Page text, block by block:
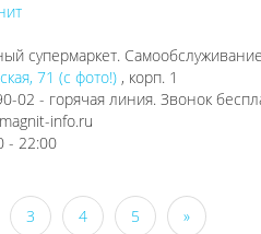
супермаркет.
71 (с фото!) , корп. 1
02 - горячая линия. Звонок
info.ru
- 22:00
3 4 5 »